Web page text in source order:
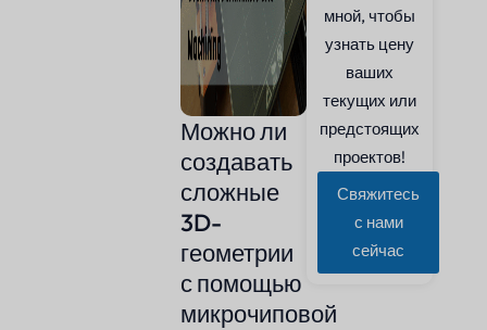
Можно ли
создавать
сложные
3D-
геометрии
с помощью
микрочиповой
мной, чтобы
узнать цену
ваших
текущих или
предстоящих
проектов!
Свяжитесь
с нами
сейчас